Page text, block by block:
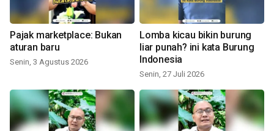
Pajak marketplace: Bukan
aturan baru
Senin, 3 Agustus 2026
Lomba kicau bikin burung
liar punah? ini kata Burung
Indonesia
Senin, 27 Juli 2026